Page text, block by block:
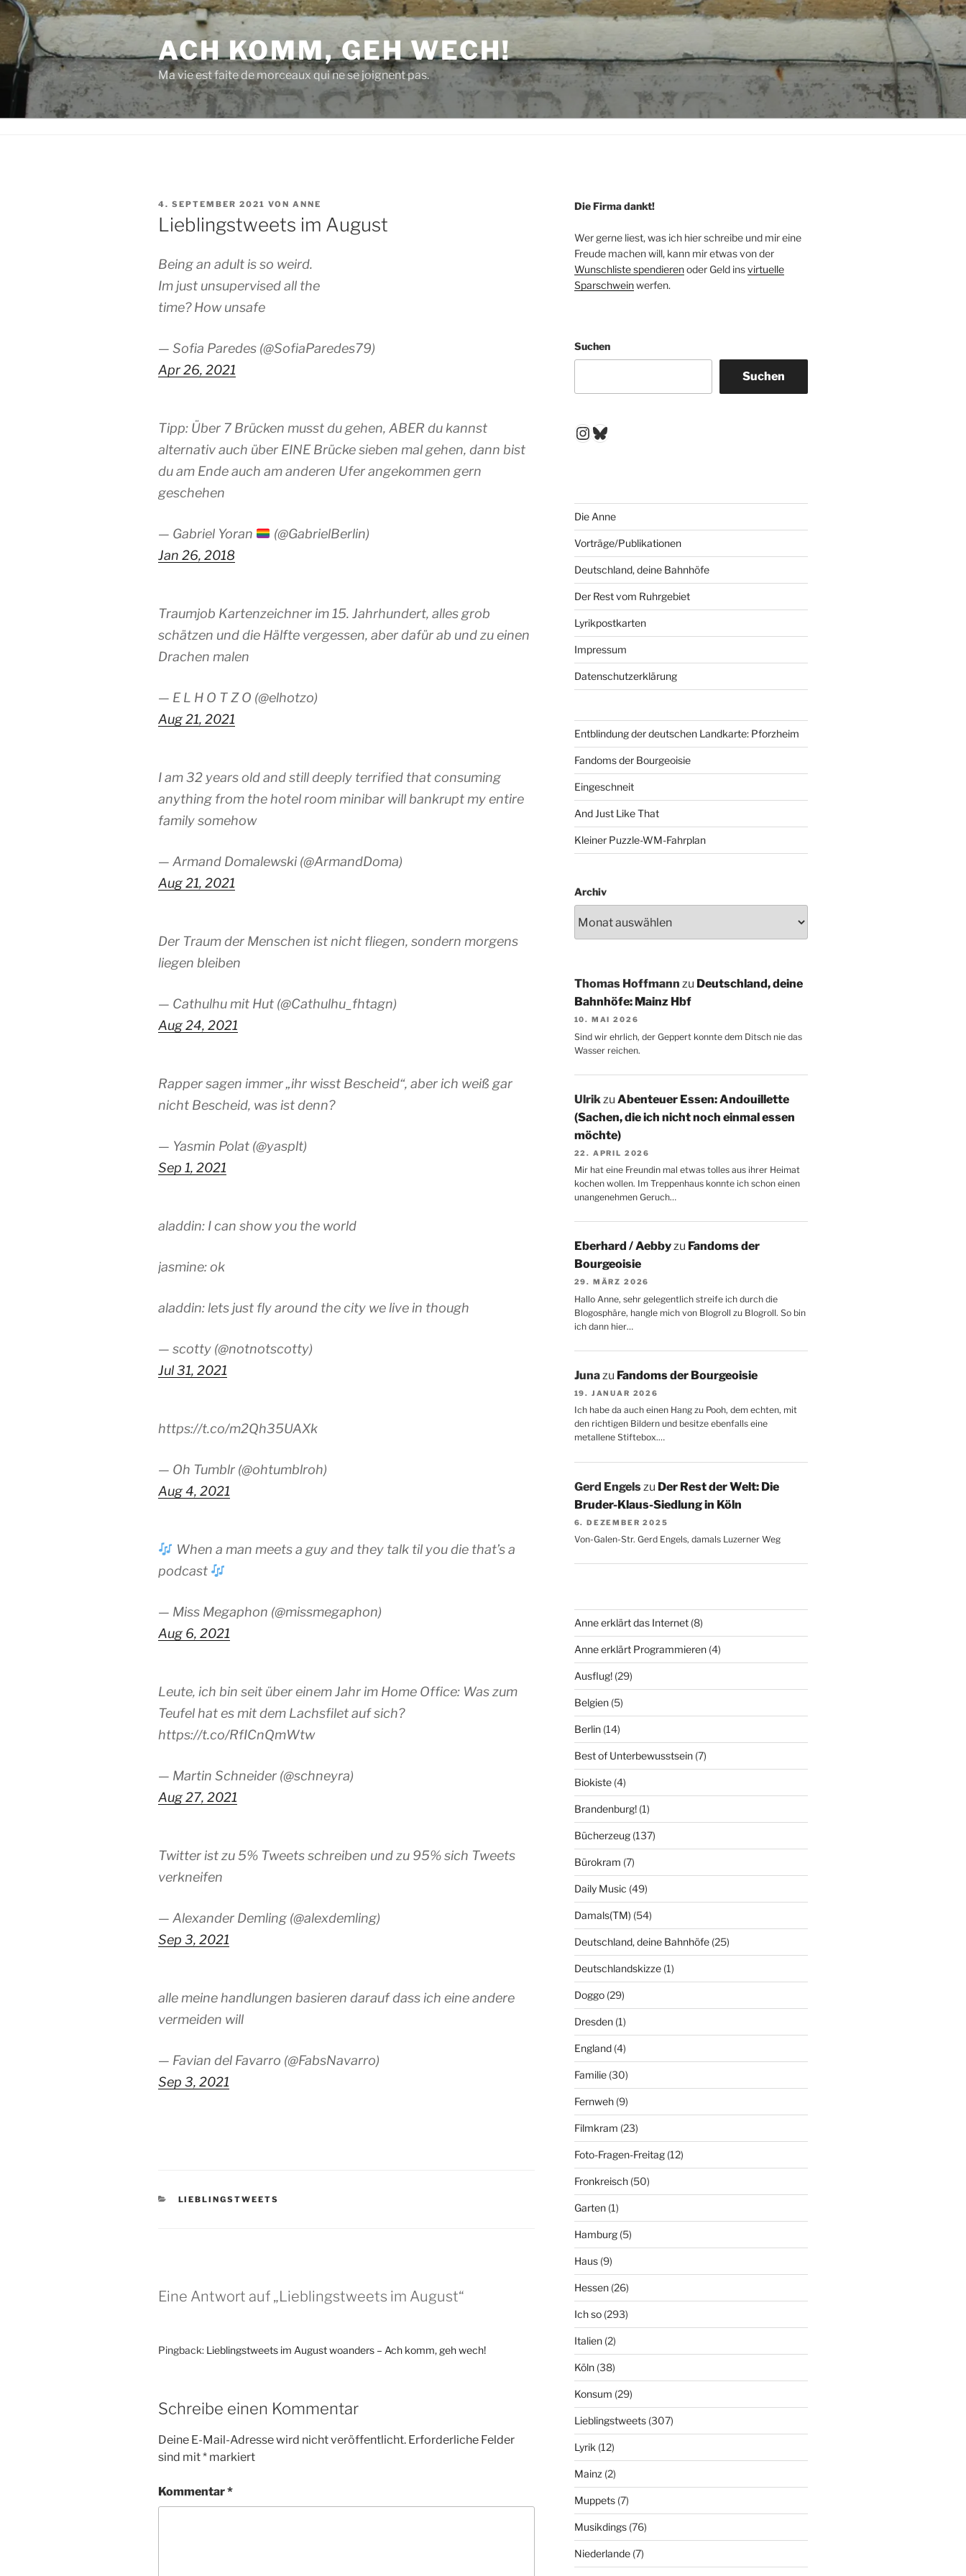
Zum
Inhalt
springen
ACH KOMM, GEH WECH!
Ma vie est faite de morceaux qui ne se joignent pas.
VERÖFFENTLICHT
AM
4. SEPTEMBER 2021 VON ANNE
Lieblingstweets im August
Being an adult is so weird.
Im just unsupervised all the
time? How unsafe
— Sofia Paredes (@SofiaParedes79)
Apr 26, 2021
Tipp: Über 7 Brücken musst du gehen, ABER du kannst
alternativ auch über EINE Brücke sieben mal gehen, dann bist
du am Ende auch am anderen Ufer angekommen gern
geschehen
— Gabriel Yoran
(@GabrielBerlin)
Jan 26, 2018
Traumjob Kartenzeichner im 15. Jahrhundert, alles grob
schätzen und die Hälfte vergessen, aber dafür ab und zu einen
Drachen malen
— E L H O T Z O (@elhotzo)
Aug 21, 2021
I am 32 years old and still deeply terrified that consuming
anything from the hotel room minibar will bankrupt my entire
family somehow
— Armand Domalewski (@ArmandDoma)
Aug 21, 2021
Der Traum der Menschen ist nicht fliegen, sondern morgens
liegen bleiben
— Cathulhu mit Hut (@Cathulhu_fhtagn)
Aug 24, 2021
Rapper sagen immer „ihr wisst Bescheid“, aber ich weiß gar
nicht Bescheid, was ist denn?
— Yasmin Polat (@yasplt)
Sep 1, 2021
aladdin: I can show you the world
jasmine: ok
aladdin: lets just fly around the city we live in though
— scotty (@notnotscotty)
Jul 31, 2021
https://t.co/m2Qh35UAXk
— Oh Tumblr (@ohtumblroh)
Aug 4, 2021
When a man meets a guy and they talk til you die that’s a
podcast
— Miss Megaphon (@missmegaphon)
Aug 6, 2021
Leute, ich bin seit über einem Jahr im Home Office: Was zum
Teufel hat es mit dem Lachsfilet auf sich?
https://t.co/RfICnQmWtw
— Martin Schneider (@schneyra)
Aug 27, 2021
Twitter ist zu 5% Tweets schreiben und zu 95% sich Tweets
verkneifen
— Alexander Demling (@alexdemling)
Sep 3, 2021
alle meine handlungen basieren darauf dass ich eine andere
vermeiden will
— Favian del Favarro (@FabsNavarro)
Sep 3, 2021
KATEGORIEN
LIEBLINGSTWEETS
Eine Antwort auf „Lieblingstweets im August“
Pingback: Lieblingstweets im August woanders – Ach komm, geh wech!
Schreibe einen Kommentar
Deine E-Mail-Adresse wird nicht veröffentlicht. Erforderliche Felder
sind mit* markiert
Kommentar*
Die Firma dankt!
Wer gerne liest, was ich hier schreibe und mir eine
Freude machen will, kann mir etwas von der
Wunschliste spendierenoder Geld insvirtuelle
Sparschweinwerfen.
Suchen
Suchen
Instagram
Bluesky
Die Anne
Vorträge/Publikationen
Deutschland, deine Bahnhöfe
Der Rest vom Ruhrgebiet
Lyrikpostkarten
Impressum
Datenschutzerklärung
Entblindung der deutschen Landkarte: Pforzheim
Fandoms der Bourgeoisie
Eingeschneit
And Just Like That
Kleiner Puzzle-WM-Fahrplan
Archiv
Thomas Hoffmann zu Deutschland, deine
Bahnhöfe: Mainz Hbf
10. MAI 2026
Sind wir ehrlich, der Geppert konnte dem Ditsch nie das
Wasser reichen.
Ulrikzu Abenteuer Essen: Andouillette
(Sachen, die ich nicht noch einmal essen
möchte)
22. APRIL 2026
Mir hat eine Freundin mal etwas tolles aus ihrer Heimat
kochen wollen. Im Treppenhaus konnte ich schon einen
unangenehmen Geruch…
Eberhard / Aebbyzu Fandoms der
Bourgeoisie
29. MÄRZ 2026
Hallo Anne, sehr gelegentlich streife ich durch die
Blogosphäre, hangle mich von Blogroll zu Blogroll. So bin
ich dann hier…
Junazu Fandoms der Bourgeoisie
19. JANUAR 2026
Ich habe da auch einen Hang zu Pooh, dem echten, mit
den richtigen Bildern und besitze ebenfalls eine
metallene Stiftebox.…
Gerd Engelszu Der Rest der Welt: Die
Bruder-Klaus-Siedlung in Köln
6. DEZEMBER 2025
Von-Galen-Str. Gerd Engels, damals Luzerner Weg
Anne erklärt das Internet(8)
Anne erklärt Programmieren(4)
Ausflug!(29)
Belgien(5)
Berlin(14)
Best of Unterbewusstsein(7)
Biokiste(4)
Brandenburg!(1)
Bücherzeug(137)
Bürokram (7)
Daily Music (49)
Damals(TM) (54)
Deutschland, deine Bahnhöfe(25)
Deutschlandskizze(1)
Doggo(29)
Dresden(1)
England(4)
Familie(30)
Fernweh(9)
Filmkram (23)
Foto-Fragen-Freitag(12)
Fronkreisch(50)
Garten(1)
Hamburg(5)
Haus(9)
Hessen(26)
Ich so(293)
Italien(2)
Köln(38)
Konsum (29)
Lieblingstweets(307)
Lyrik (12)
Mainz (2)
Muppets(7)
Musikdings(76)
Niederlande(7)